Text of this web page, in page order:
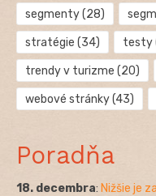
segmenty(28)
stratégie (34) testy
trendy v turizme (20)
webové stránky(43)
Poradňa
18. decembra: Nižšie je